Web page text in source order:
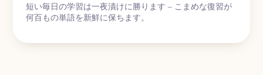
短い毎日の学習は一夜漬けに勝ります – こまめな復習が
何百もの単語を新鮮に保ちます。